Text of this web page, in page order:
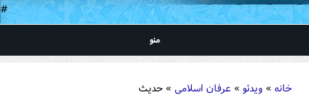
#
منو
خانه » ویدئو » عرفان اسلامی » حدیث